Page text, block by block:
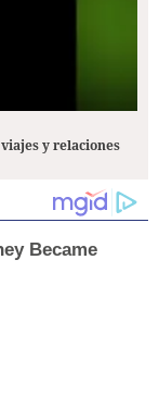
y relaciones
Became